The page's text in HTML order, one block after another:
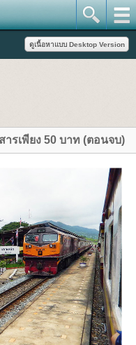
รเพียง 50 บาท (ตอนจบ)